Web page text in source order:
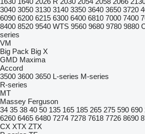
3040 3050 3130 3140 3350 3640 3650 3720
6090 6200 6215 6300 6400 6810 7000 7400
8400 8520 9540 WTS 9560 9680 9780 9880
series
VM
Big Pack Big X
GMD Maxima
Accord
3500 3600 3650 L-series M-series
R-series
MT
Massey Ferguson
34 35 38 40 50 135 165 185 265 275 590 690
6260 6465 6480 7274 7278 7618 7726 8690
CX XTX ZTX